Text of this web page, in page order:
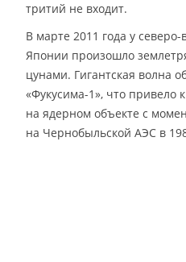
тритий не входит.
В марте 2011 года у
Японии произошло
цунами. Гигантская волна
«Фукусима-1», что привело
на ядерном объекте с
на Чернобыльской АЭС в